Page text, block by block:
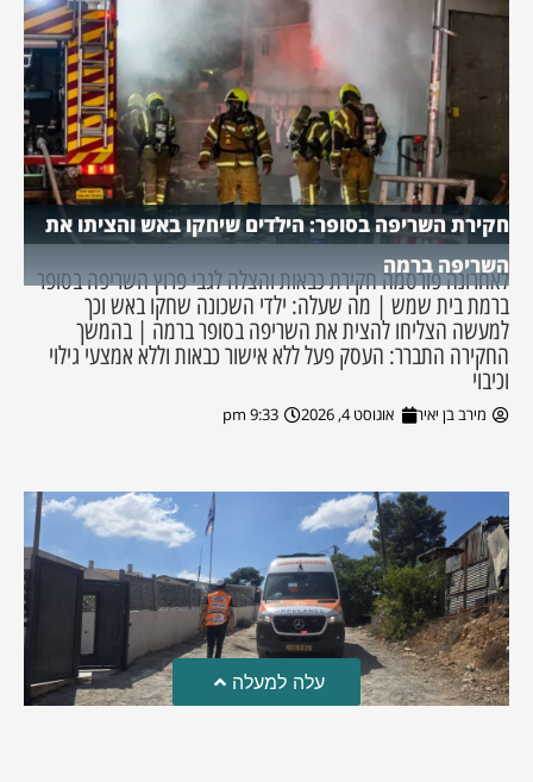
חקירת השריפה בסופר: הילדים שיחקו באש והציתו את
השריפה ברמה
לאחרונה פורסמה חקירת כבאות והצלה לגבי פרוץ השריפה בסופר
ברמת בית שמש | מה שעלה: ילדי השכונה שחקו באש וכך
למעשה הצליחו להצית את השריפה בסופר ברמה | בהמשך
החקירה התברר: העסק פעל ללא אישור כבאות וללא אמצעי גילוי
וכיבוי
מירב בן יאיר אוגוסט 4, 2026 9:33 pm
עלה למעלה